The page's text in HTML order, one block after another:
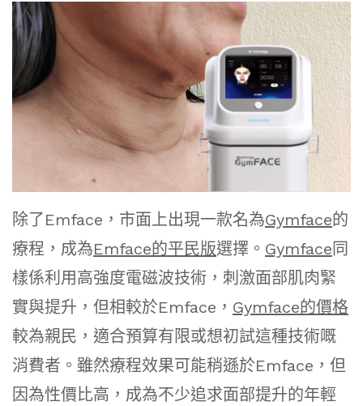
除了Emface，市面上出現一款名為Gymface的
療程，成為Emface的平民版選擇。 Gymface 同
樣係利用高強度電磁波技術，刺激面部肌肉緊
實與提升，但相較於Emface， Gymface的價格
較為親民，適合預算有限或想初試這種技術嘅
消費者。雖然療程效果可能稍遜於Emface，但
因為性價比高，成為不少追求面部提升的年輕